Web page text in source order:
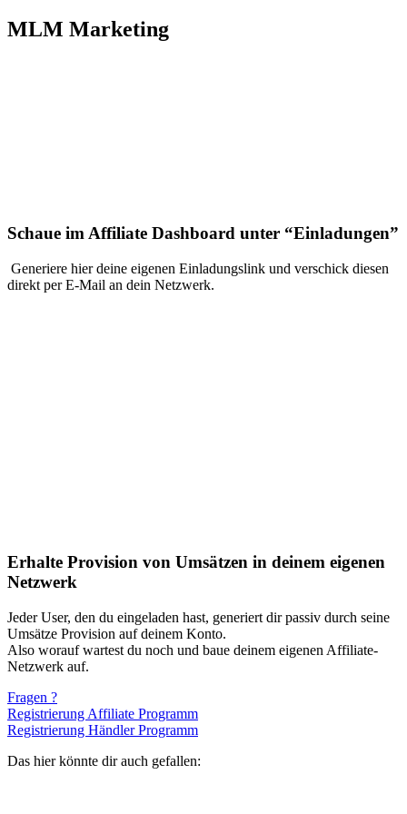
MLM Marketing
Schaue im Affiliate Dashboard unter “Einladungen”
Generiere hier deine eigenen Einladungslink und verschick diesen
direkt per E-Mail an dein Netzwerk.
Erhalte Provision von Umsätzen in deinem eigenen
Netzwerk
Jeder User, den du eingeladen hast, generiert dir passiv durch seine
Umsätze Provision auf deinem Konto.
Also worauf wartest du noch und baue deinem eigenen Affiliate-
Netzwerk auf.
Fragen ?
Registrierung Affiliate Programm
Registrierung Händler Programm
Das hier könnte dir auch gefallen: